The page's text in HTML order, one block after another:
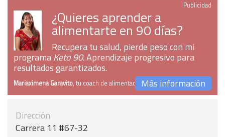
Publicidad
¿Quieres aprender a
alimentarte en 90 días?
Recupera tu salud, pierde peso con mi
programaKeto 90. Aprendizaje progresivo para
resultados garantizados.
Mariaximena Garavito, tu coach de alimentaciónMás información
Dirección
Carrera 11 #67-32